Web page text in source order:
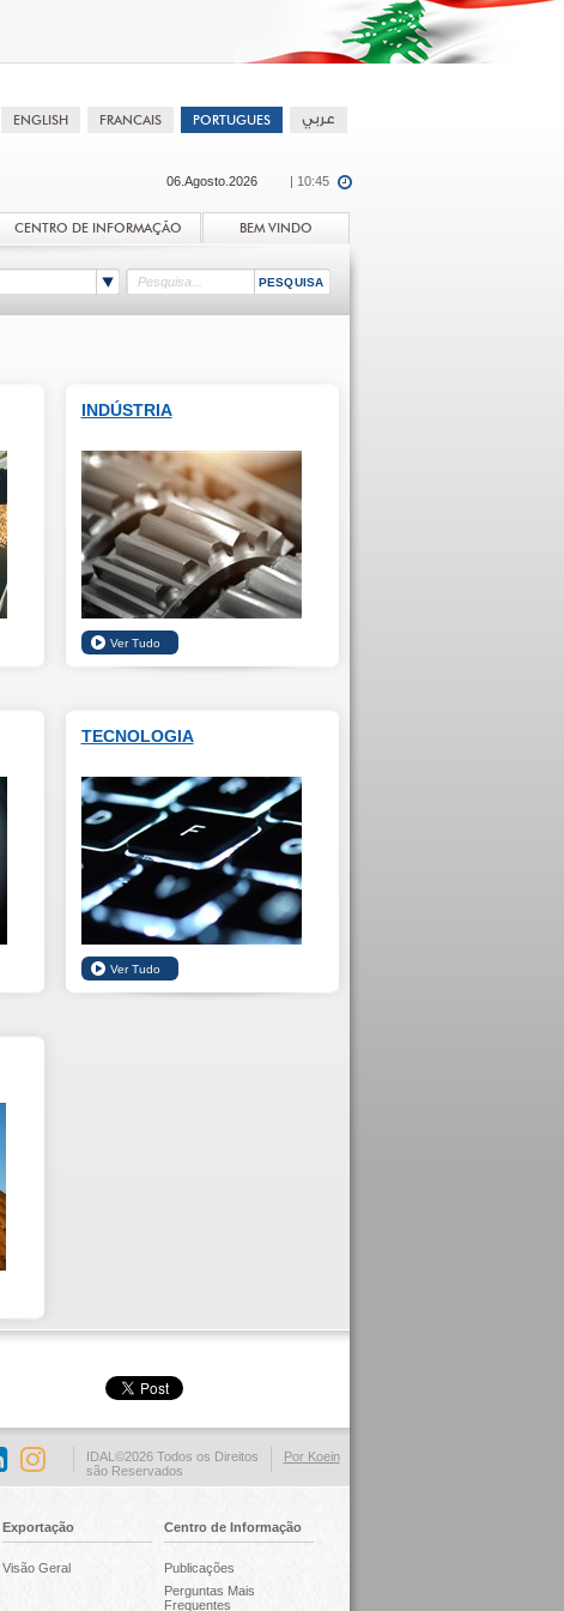
06.Agosto.2026 | 10:45
CENTRO DE INFORMAÇÃO BEM VINDO
INDÚSTRIA
TECNOLOGIA
Por Koein
IDAL©2026 Todos os Direitos
são Reservados
Exportação
Visão Geral
Centro de Informação
Publicações
Perguntas Mais
Frequentes